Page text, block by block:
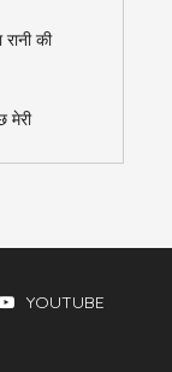
की
मेरी
YOUTUBE